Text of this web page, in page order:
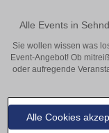
Alle Cookies
Alle Events in
Sie wollen wissen was
Event-Angebot! Ob
oder aufregende